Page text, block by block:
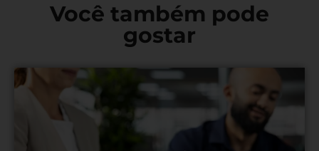
Você também pode
gostar